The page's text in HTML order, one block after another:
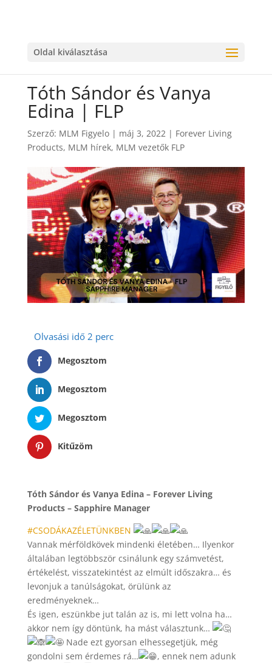
Oldal kiválasztása
Tóth Sándor és Vanya
Edina | FLP
Szerző: MLM Figyelo| máj 3, 2022| Forever Living
Products, MLM hírek, MLM vezetők FLP
Megosztom
Megosztom
Megosztom
Kitűzöm
Tóth Sándor és Vanya Edina – Forever Living
Products – Sapphire Manager
#CSODÁKAZÉLETÜNKBEN
Vannak mérföldkövek mindenki életében… Ilyenkor
általában legtöbbször csinálunk egy számvetést,
értékelést, visszatekintést az elmúlt időszakra… és
levonjuk a tanúlságokat, örülünk az
eredményeknek…
És igen, eszünkbe jut talán az is, mi lett volna ha…
akkor nem így döntünk, ha mást választunk…
Nade ezt gyorsan elhessegetjük, még
gondolni sem érdemes rá…
, ennek nem adunk